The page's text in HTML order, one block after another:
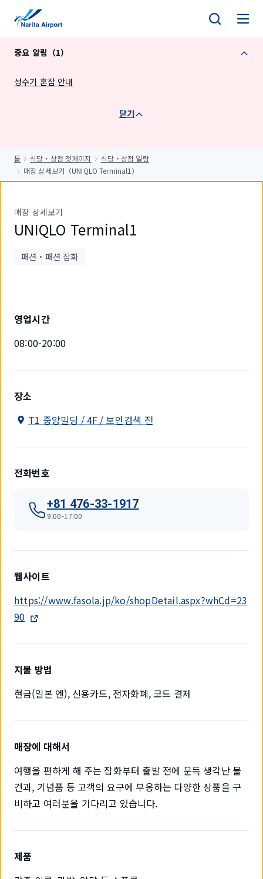
중요 알림（1）
성수기 혼잡 안내
닫기
톱 식당・상점 첫페이지
식당・상점 일람
매장 상세보기（UNIQLO Terminal1）
매장 상세보기
UNIQLO Terminal1
패션・패션 잡화
영업시간
08:00-20:00
장소
T1 중앙빌딩 / 4F / 보안검색 전
전화번호
+81 476-33-1917
9:00-17:00
웹사이트
https://www.fasola.jp/ko/shopDetail.aspx?whCd=23
90
지불 방법
현금(일본 엔), 신용카드, 전자화폐, 코드 결제
매장에 대해서
여행을 편하게 해 주는 잡화부터 출발 전에 문득 생각난 물
건과, 기념품 등 고객의 요구에 부응하는 다양한 상품을 구
비하고 여러분을 기다리고 있습니다.
제품